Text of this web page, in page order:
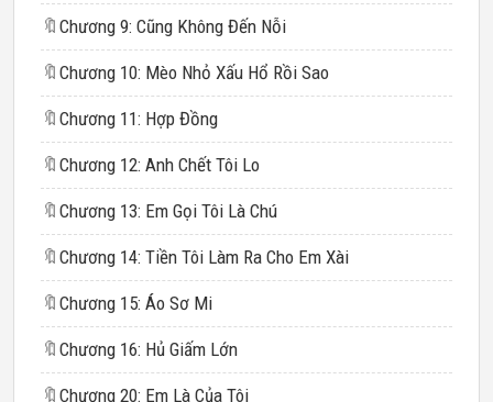
🔖 Chương 9: Cũng Không Đến Nỗi
🔖 Chương 10: Mèo Nhỏ Xấu Hổ Rồi Sao
🔖 Chương 11: Hợp Đồng
🔖 Chương 12: Anh Chết Tôi Lo
🔖 Chương 13: Em Gọi Tôi Là Chú
🔖 Chương 14: Tiền Tôi Làm Ra Cho Em Xài
🔖 Chương 15: Áo Sơ Mi
🔖 Chương 16: Hủ Giấm Lớn
🔖 Chương 20: Em Là Của Tôi